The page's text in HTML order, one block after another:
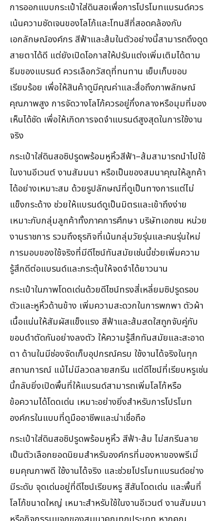
การออกแบบกระเป๋าใส่ดินสอเพื่อการโปรโมทแบรนด์ควร
เน้นความชัดเจนของโลโก้และโทนสีที่สอดคล้องกับ
เอกลักษณ์องค์กร สีฟ้าและส้มในตัวอย่างนี้สามารถดึงดูด
สายตาได้ดี แต่ยังเปิดโอกาสให้ปรับแต่งเพิ่มเติมได้ตาม
ธีมของแบรนด์ ควรเลือกวัสดุที่ทนทาน เย็บเก็บขอบ
เรียบร้อย เพื่อให้สินค้าดูมีคุณค่าและสื่อถึงภาพลักษณ์
คุณภาพสูง การจัดวางโลโก้ควรอยู่กึ่งกลางหรือมุมที่มอง
เห็นได้ชัด เพื่อให้เกิดการจดจำแบรนด์สูงสุดในการใช้งาน
จริง
กระเป๋าใส่ดินสอซิปรูดพร้อมหูหิ้วสีฟ้า–ส้มสามารถนำไปใช้
ในงานอีเวนต์ งานสัมมนา หรือเป็นของสมนาคุณให้ลูกค้า
ได้อย่างเหมาะสม ด้วยรูปลักษณ์ที่ดูเป็นทางการแต่ไม่
แข็งกระด้าง ช่วยให้แบรนด์ดูเป็นมิตรและเข้าถึงง่าย
เหมาะกับกลุ่มลูกค้าทั้งภาคการศึกษา บริษัทเอกชน หน่วย
งานราชการ รวมถึงธุรกิจที่เน้นกลุ่มวัยรุ่นและคนรุ่นใหม่
การมอบของใช้จริงที่มีดีไซน์ทันสมัยเช่นนี้ช่วยเพิ่มความ
รู้สึกดีต่อแบรนด์และกระตุ้นให้จดจำได้ยาวนาน
กระเป๋าในภาพโดดเด่นด้วยดีไซน์ทรงสี่เหลี่ยมซิปรูดรอบ
ตัวและหูหิ้วด้านข้าง เพิ่มความสะดวกในการพกพา ตัวผ้า
เนื้อแน่นให้สัมผัสแข็งแรง สีฟ้าและส้มสดใสถูกจับคู่กับ
ขอบดำตัดกันอย่างลงตัว ให้ความรู้สึกทันสมัยและสะอาด
ตา ด้านในมีช่องจัดเก็บอุปกรณ์ครบ ใช้งานได้จริงในทุก
สถานการณ์ แม้ไม่มีลวดลายสกรีน แต่ดีไซน์ที่เรียบหรูเช่น
นี้กลับยิ่งเปิดพื้นที่ให้แบรนด์สามารถเพิ่มโลโก้หรือ
ข้อความได้โดดเด่น เหมาะอย่างยิ่งสำหรับการโปรโมท
องค์กรในแบบที่ดูมืออาชีพและน่าเชื่อถือ
กระเป๋าใส่ดินสอซิปรูดพร้อมหูหิ้ว สีฟ้า-ส้ม ไม่สกรีนลาย
เป็นตัวเลือกยอดนิยมสำหรับองค์กรที่มองหาของพรีเมี่
ยมคุณภาพดี ใช้งานได้จริง และช่วยโปรโมทแบรนด์อย่าง
มีระดับ จุดเด่นอยู่ที่ดีไซน์เรียบหรู สีสันโดดเด่น และพื้นที่
โลโก้ขนาดใหญ่ เหมาะสำหรับใช้ในงานอีเวนต์ งานสัมมนา